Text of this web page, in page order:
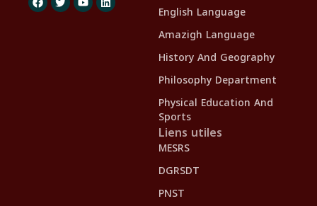
English Language
Amazigh Language
History And Geography
Philosophy Department
Physical Education And
Sports
Liens utiles
MESRS
DGRSDT
PNST